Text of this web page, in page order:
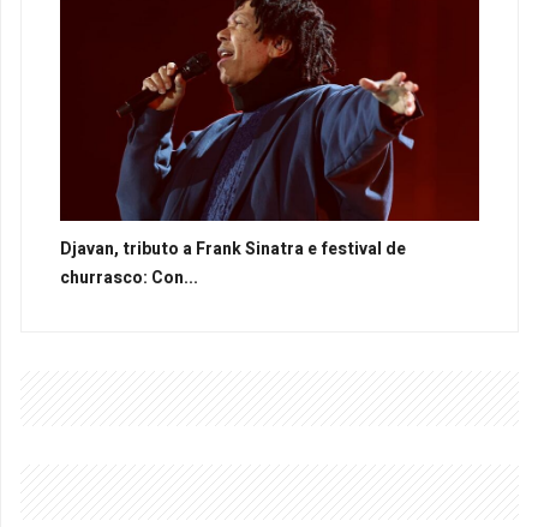
Djavan, tributo a Frank Sinatra e festival de
churrasco: Con...